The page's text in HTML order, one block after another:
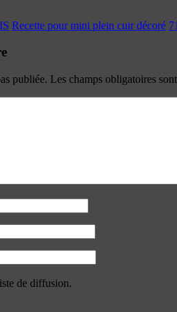
Recette pour mini plein cuir décoré
publiée. Les champs obligatoires
de diffusion.